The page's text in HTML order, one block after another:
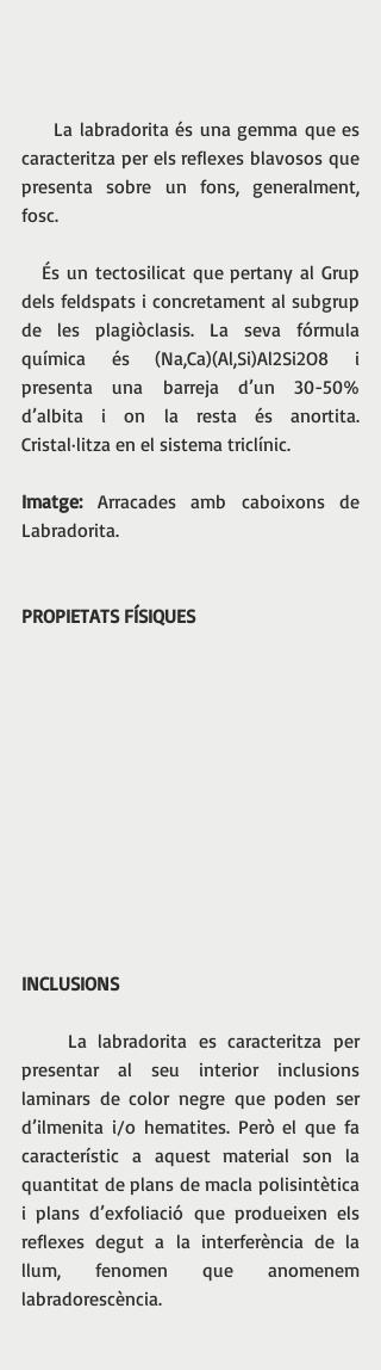
caracteritza per els reflexes blavosos que
presenta sobre un fons, generalment,
fosc.
dels feldspats i concretament al subgrup
de les plagiòclasis. La seva fórmula
química és (Na,Ca)(Al,Si)Al2Si2O8 i
presenta una barreja d’un 30-50%
d’albita i on la resta és anortita.
Cristal·litza en el sistema triclínic.
Imatge: Arracades amb caboixons de
Labradorita.
PROPIETATS FÍSIQUES
INCLUSIONS
presentar al seu interior inclusions
laminars de color negre que poden ser
d’ilmenita i/o hematites. Però el que fa
característic a aquest material son la
quantitat de plans de macla polisintètica
i plans d’exfoliació que produeixen els
reflexes degut a la interferència de la
llum, fenomen que anomenem
labradorescència.